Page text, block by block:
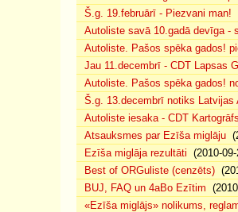
Š.g. 19.februārī - Piezvani man!
Autoliste savā 10.gadā devīga -
Autoliste. Pašos spēka gados!
Jau 11.decembrī - CDT Lapsas
Autoliste. Pašos spēka gados!
Š.g. 13.decembrī notiks Latvijas
Autoliste iesaka - CDT
Atsauksmes par Ezīša miglāju
Ezīša miglāja rezultāti (2010-
Best of ORGuliste (cenzēts)
BUJ, FAQ un 4aBo Ezītim
«Ezīša miglājs» nolikums,